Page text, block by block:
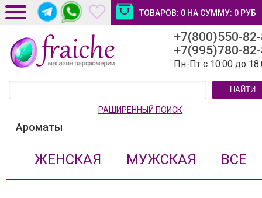
ТОВАРОВ: 0 НА СУММУ: 0 РУБ
ДОСТАВКА И ОПЛАТА
НОВОСТИ И СТАТЬИ
+7(800)550-
+7(995)780-
Пн-Пт с 10:00 до
НАЙТИ
РАШИРЕННЫЙ ПОИСК
Ароматы
ЖЕНСКАЯ МУЖСКАЯ ВСЕ